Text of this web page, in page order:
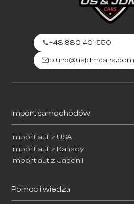
+48 880 401 550
biuro@usjdmcars.com
Import samochodów
Import aut z USA
Import aut z Kanady
Import aut z Japonii
Pomoc i wiedza